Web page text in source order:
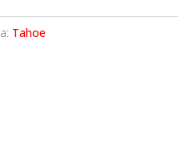
Tahoe